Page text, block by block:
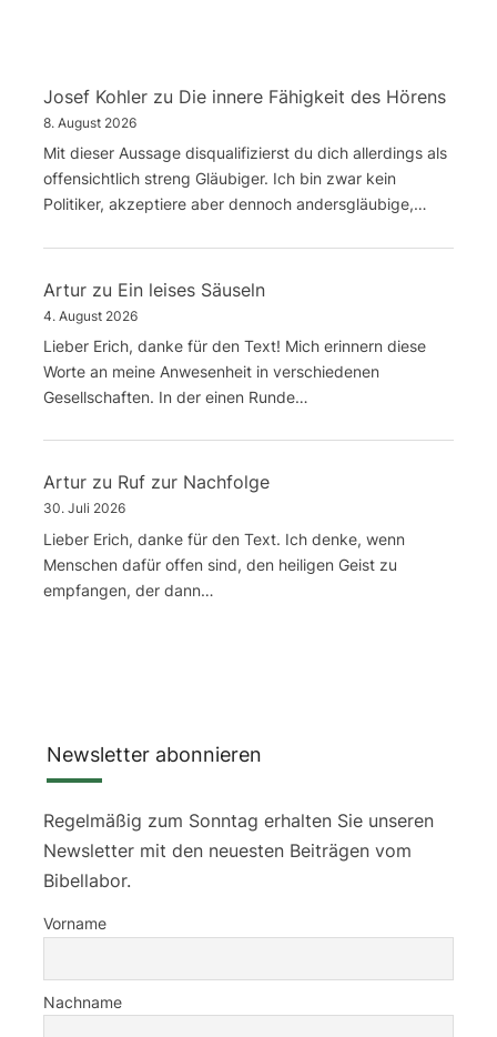
Josef Kohler zu Die innere Fähigkeit des Hörens
8. August 2026
Mit dieser Aussage disqualifizierst du dich allerdings als
offensichtlich streng Gläubiger. Ich bin zwar kein
Politiker, akzeptiere aber dennoch andersgläubige,…
Artur zu Ein leises Säuseln
4. August 2026
Lieber Erich, danke für den Text! Mich erinnern diese
Worte an meine Anwesenheit in verschiedenen
Gesellschaften. In der einen Runde…
Artur zu Ruf zur Nachfolge
30. Juli 2026
Lieber Erich, danke für den Text. Ich denke, wenn
Menschen dafür offen sind, den heiligen Geist zu
empfangen, der dann…
Newsletter abonnieren
Regelmäßig zum Sonntag erhalten Sie unseren
Newsletter mit den neuesten Beiträgen vom
Bibellabor.
Vorname
Nachname